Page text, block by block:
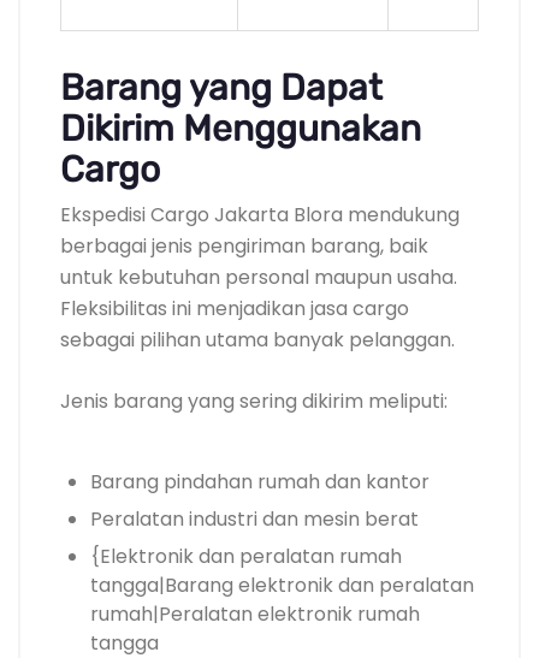
Barang yang Dapat
Dikirim Menggunakan
Cargo
Ekspedisi Cargo Jakarta Blora mendukung
berbagai jenis pengiriman barang, baik
untuk kebutuhan personal maupun usaha.
Fleksibilitas ini menjadikan jasa cargo
sebagai pilihan utama banyak pelanggan.
Jenis barang yang sering dikirim meliputi:
Barang pindahan rumah dan kantor
Peralatan industri dan mesin berat
{Elektronik dan peralatan rumah
tangga|Barang elektronik dan peralatan
rumah|Peralatan elektronik rumah
tangga